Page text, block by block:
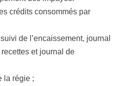
crédits consommés par
de l’encaissement, journal
et journal de
la régie ;